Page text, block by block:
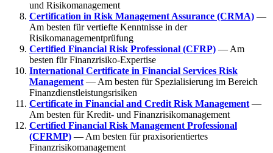
und Risikomanagement
Certification in Risk Management Assurance (CRMA) —
Am besten für vertiefte Kenntnisse in der
Risikomanagementprüfung
Certified Financial Risk Professional (CFRP) — Am
besten für Finanzrisiko-Expertise
International Certificate in Financial Services Risk
Management — Am besten für Spezialisierung im Bereich
Finanzdienstleistungsrisiken
Certificate in Financial and Credit Risk Management —
Am besten für Kredit- und Finanzrisikomanagement
Certified Financial Risk Management Professional
(CFRMP) — Am besten für praxisorientiertes
Finanzrisikomanagement